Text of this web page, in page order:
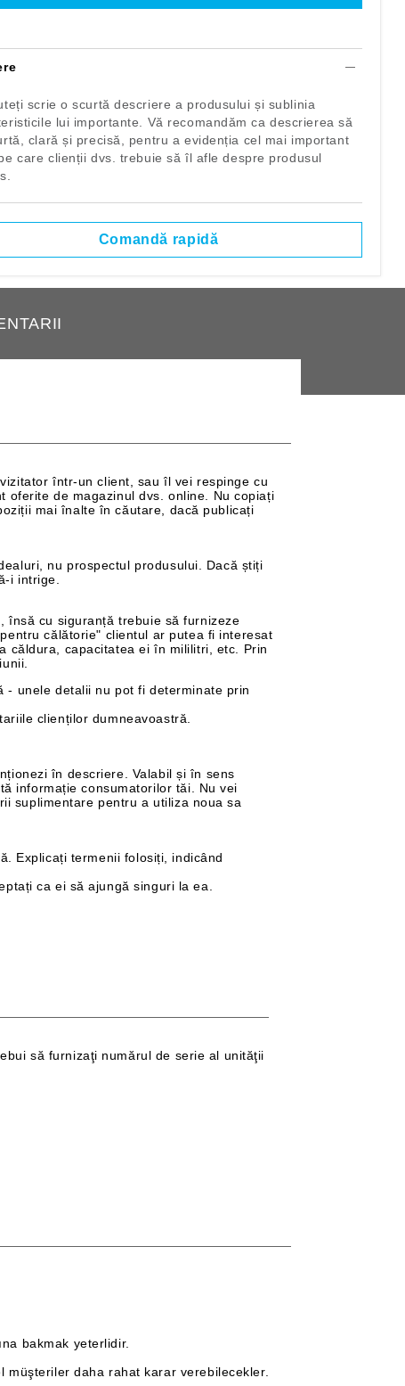
hol
scrie o scurtă descriere a produsului și sublinia
lui importante. Vă recomandăm ca descrierea să
clară și precisă, pentru a evidenția cel mai important
care clienții dvs. trebuie să îl afle despre produsul
Comandă rapidă
într-un client, sau îl vei respinge cu
oferite de magazinul dvs. online. Nu copiați
mai înalte în căutare, dacă publicați
nu prospectul produsului. Dacă știți
i intrige.
însă cu siguranță trebuie să furnizeze
călătorie" clientul ar putea fi interesat
căldura, capacitatea ei în mililitri, etc. Prin
- unele detalii nu pot fi determinate prin
clienților dumneavoastră.
în descriere. Valabil și în sens
informație consumatorilor tăi. Nu vei
suplimentare pentru a utiliza noua sa
Explicați termenii folosiți, indicând
ca ei să ajungă singuri la ea.
să furnizaţi numărul de serie al unităţii
bakmak yeterlidir.
müşteriler daha rahat karar verebilecekler.